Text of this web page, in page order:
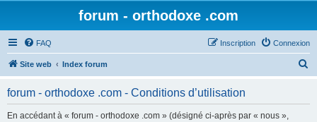
forum - orthodoxe .com
FAQ Connexion
Inscription
Site web Index forum
forum - orthodoxe .com - Conditions d’utilisation
En accédant à « forum - orthodoxe .com » (désigné ci-après par « nous »,